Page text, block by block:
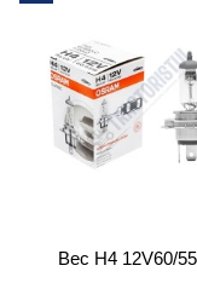
Bec H4 12V60/